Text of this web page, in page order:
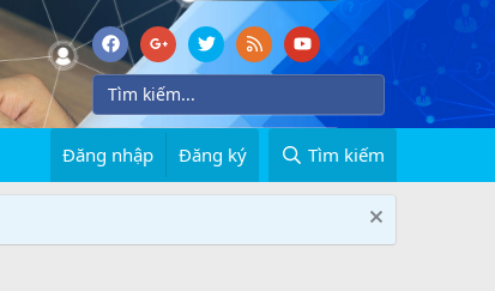
Đăng nhập Đăng ký Tìm kiếm